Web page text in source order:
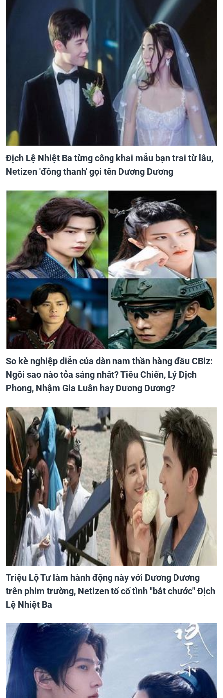
Địch Lệ Nhiệt Ba từng công khai mẫu bạn trai từ lâu,
Netizen 'đồng thanh' gọi tên Dương Dương
So kè nghiệp diễn của dàn nam thần hàng đầu CBiz:
Ngôi sao nào tỏa sáng nhất? Tiêu Chiến, Lý Dịch
Phong, Nhậm Gia Luân hay Dương Dương?
Triệu Lộ Tư làm hành động này với Dương Dương
trên phim trường, Netizen tố cố tình "bắt chước" Địch
Lệ Nhiệt Ba